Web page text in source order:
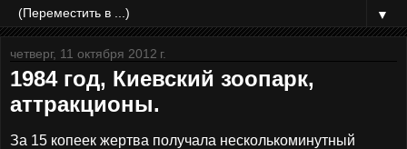
▼
четверг, 11 октября 2012 г.
1984 год, Киевский зоопарк,
аттракционы.
За 15 копеек жертва получала несколькоминутный